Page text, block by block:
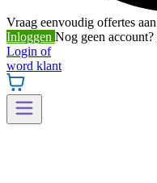
Vraag eenvoudig offertes aan
Inloggen Nog geen account?
Login of
word klant